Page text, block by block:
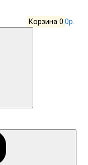
Корзина 0 0р.